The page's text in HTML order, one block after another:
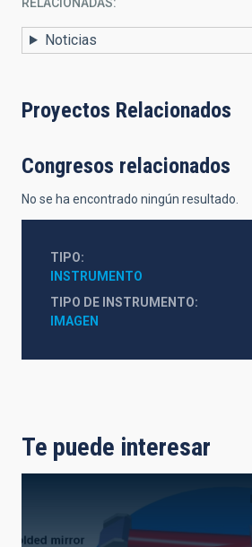
Noticias
Proyectos Relacionados
Congresos relacionados
No se ha encontrado ningún resultado.
TIPO
INSTRUMENTO
TIPO DE INSTRUMENTO
IMAGEN
Te puede interesar